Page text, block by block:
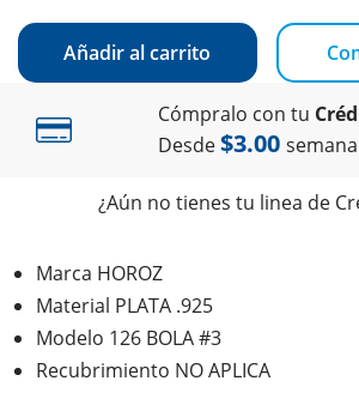
Añadir al carrito
Cómpralo con tu
Desde$3.00
¿Aún no tienes tu linea de
Marca HOROZ
Material PLATA .925
Modelo 126 BOLA #3
Recubrimiento NO APLICA